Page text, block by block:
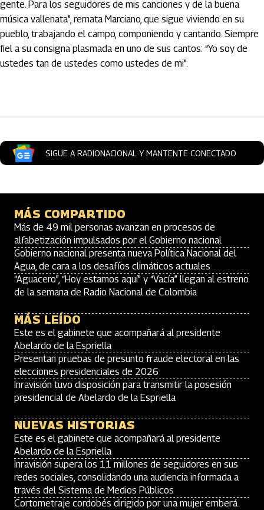
gente. Para los seguidores de mis canciones y de la buena
música vallenata”, remata Marciano, que sigue viviendo en su
pueblo, trabajando el campo, componiendo y cantando. Siempre
fiel a su consigna plasmada en uno de sus cantos: “Yo soy de
ustedes tan de ustedes como ustedes de mi”.
SIGUE A RADIONACIONAL Y MANTENTE CONECTADO
MÁS COMPARTIDO
Más de 49 mil personas avanzan en procesos de
alfabetización impulsados por el Gobierno nacional
Gobierno nacional presenta nueva Política Nacional del
Agua, de cara a los desafíos climáticos actuales
“Aguacero”, “Hoy estamos aquí” y “Vacía” llegan al estreno
de la semana de Radio Nacional de Colombia
MÁS LEÍDO
Este es el gabinete que acompañará al presidente
Abelardo de la Espriella
Presentan pruebas de presunto fraude electoral en las
elecciones presidenciales de 2026
Inravisión tuvo disposición para transmitir la posesión
presidencial de Abelardo de la Espriella
NUEVAS HISTORIAS
Este es el gabinete que acompañará al presidente
Abelardo de la Espriella
Inravisión supera los 11 millones de seguidores en sus
redes sociales, consolidando una audiencia informada a
través del Sistema de Medios Públicos
Cortometraje cordobés dirigido por una mujer emberá